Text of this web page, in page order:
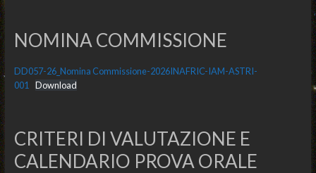
NOMINA COMMISSIONE
DD057-26_Nomina Commissione-2026INAFRIC-IAM-ASTRI-
001
Download
CRITERI DI VALUTAZIONE E
CALENDARIO PROVA ORALE